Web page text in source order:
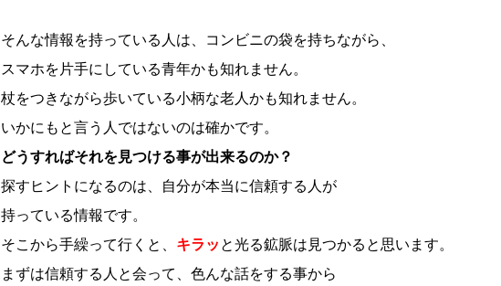
そんな情報を持っている人は、コンビニの袋を持ちながら、
スマホを片手にしている青年かも知れません。
杖をつきながら歩いている小柄な老人かも知れません。
いかにもと言う人ではないのは確かです。
どうすればそれを見つける事が出来るのか？
探すヒントになるのは、自分が本当に信頼する人が
持っている情報です。
そこから手繰って行くと、 キラッ と光る鉱脈は見つかると思います。
まずは信頼する人と会って、色んな話をする事から